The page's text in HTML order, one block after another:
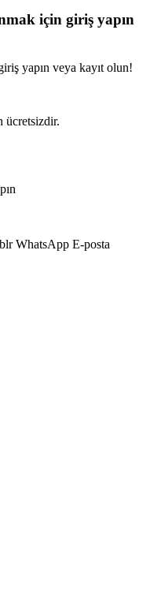
için giriş yapın
yapın veya kayıt olun!
ücretsizdir.
WhatsApp E-posta